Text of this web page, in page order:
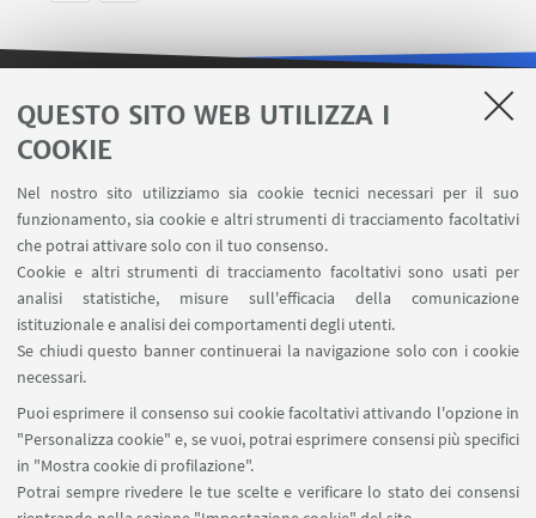
QUESTO SITO WEB UTILIZZA I
COOKIE
Nel nostro sito utilizziamo sia cookie tecnici necessari per il suo
funzionamento, sia cookie e altri strumenti di tracciamento facoltativi
che potrai attivare solo con il tuo consenso.
Cookie e altri strumenti di tracciamento facoltativi sono usati per
analisi statistiche, misure sull'efficacia della comunicazione
istituzionale e analisi dei comportamenti degli utenti.
Se chiudi questo banner continuerai la navigazione solo con i cookie
necessari.
Puoi esprimere il consenso sui cookie facoltativi attivando l'opzione in
"Personalizza cookie" e, se vuoi, potrai esprimere consensi più specifici
in "Mostra cookie di profilazione".
Potrai sempre rivedere le tue scelte e verificare lo stato dei consensi
LINK UTILI
Contatti
Carta dei servizi
SEGUI IL DIPARTIMENTO SU:
SEGUI UNIBO SU: